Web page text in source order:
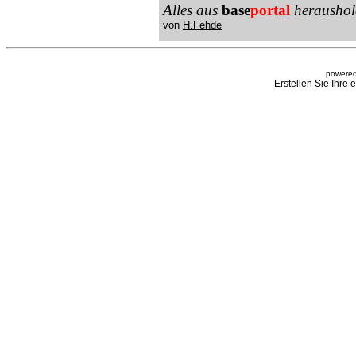
Alles aus baseportal
von H.Fehde
Erstellen Sie Ihre